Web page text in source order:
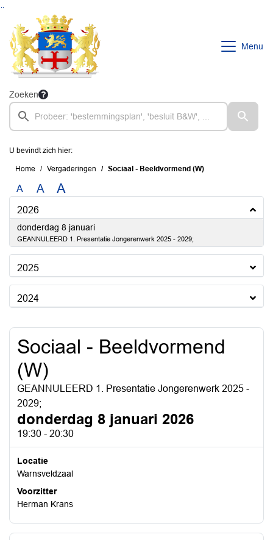
Ga naar de inhoud van deze pagina
Ga naar het zoeken
Ga naar het menu
Menu
Zoeken
U bevindt zich hier:
Home Vergaderingen Sociaal - Beeldvormend (W)
A A A
2026
donderdag 8 januari2026
GEANNULEERD 1. Presentatie Jongerenwerk 2025 - 2029;
2025
2024
Sociaal - Beeldvormend
(W)
GEANNULEERD 1. Presentatie Jongerenwerk 2025 -
2029;
donderdag 8 januari 2026
19:30 - 20:30
Locatie
Warnsveldzaal
Voorzitter
Herman Krans